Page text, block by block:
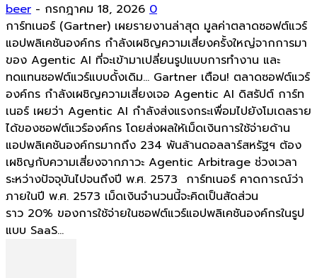
beer - กรกฎาคม 18, 2026 0
การ์ทเนอร์ (Gartner) เผยรายงานล่าสุด มูลค่าตลาดซอฟต์แวร์
แอปพลิเคชันองค์กร กำลังเผชิญความเสี่ยงครั้งใหญ่จากการมา
ของ Agentic AI ที่จะเข้ามาเปลี่ยนรูปแบบการทำงาน และ
ทดแทนซอฟต์แวร์แบบดั้งเดิม... Gartner เตือน! ตลาดซอฟต์แวร์
องค์กร กำลังเผชิญความเสี่ยงเจอ Agentic AI ดิสรัปต์ การ์ท
เนอร์ เผยว่า Agentic AI กำลังส่งแรงกระเพื่อมไปยังโมเดลราย
ได้ของซอฟต์แวร์องค์กร โดยส่งผลให้เม็ดเงินการใช้จ่ายด้าน
แอปพลิเคชันองค์กรมากถึง 234 พันล้านดอลลาร์สหรัฐฯ ต้อง
เผชิญกับความเสี่ยงจากภาวะ Agentic Arbitrage ช่วงเวลา
ระหว่างปัจจุบันไปจนถึงปี พ.ศ. 2573 การ์ทเนอร์ คาดการณ์ว่า
ภายในปี พ.ศ. 2573 เม็ดเงินจำนวนนี้จะคิดเป็นสัดส่วน
ราว 20% ของการใช้จ่ายในซอฟต์แวร์แอปพลิเคชันองค์กรในรูป
แบบ SaaS...